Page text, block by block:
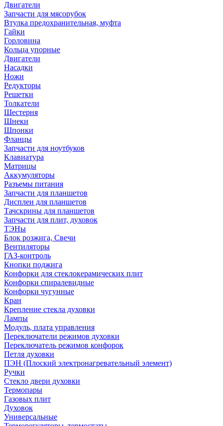
Двигатели
Запчасти для мясорубок
Втулка предохранительная, муфта
Гайки
Горловина
Кольца упорные
Двигатели
Насадки
Ножи
Редукторы
Решетки
Толкатели
Шестерня
Шнеки
Шпонки
Фланцы
Запчасти для ноутбуков
Клавиатура
Матрицы
Аккумуляторы
Разъемы питания
Запчасти для планшетов
Дисплеи для планшетов
Тачскрины для планшетов
Запчасти для плит, духовок
ТЭНы
Блок розжига, Свечи
Вентиляторы
ГАЗ-контроль
Кнопки поджига
Конфорки для стеклокерамических плит
Конфорки спиралевидные
Конфорки чугунные
Кран
Крепление стекла духовки
Лампы
Модуль, плата управления
Переключатели режимов духовки
Переключатель режимов конфорок
Петля духовки
ПЭН (Плоский электронагревательный элемент)
Ручки
Стекло двери духовки
Термопары
Газовых плит
Духовок
Универсальные